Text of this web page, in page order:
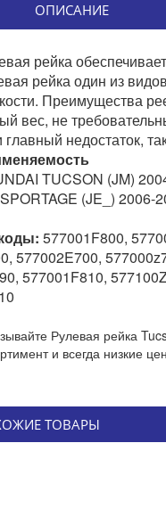
ОПИСАНИЕ
рейка
рейка один из
Преимущества
вес, не
недостаток,
TUCSON (JM)
(JE_) 2006-
577001F800,
577002E700,
577001F810,
Рулевая рейка
и всегда низкие
ТОВАРЫ